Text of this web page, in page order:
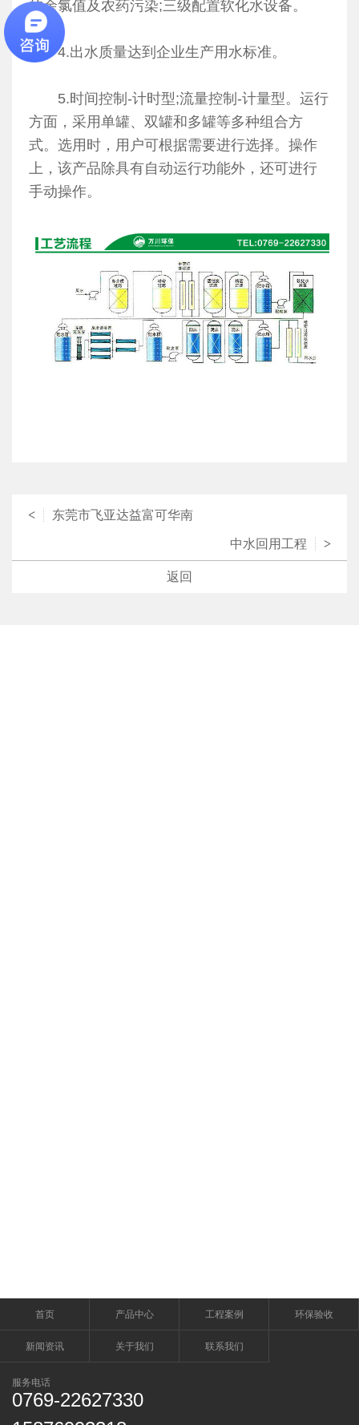
的余氯值及农药污染;三级配置软化水设备。
4.出水质量达到企业生产用水标准。
5.时间控制-计时型;流量控制-计量型。运行
方面，采用单罐、双罐和多罐等多种组合方
式。选用时，用户可根据需要进行选择。操作
上，该产品除具有自动运行功能外，还可进行
手动操作。
< 东莞市飞亚达益富可华南
中水回用工程 >
返回
首页 产品中心 工程案例 环保验收
新闻资讯 关于我们 联系我们
服务电话
0769-22627330